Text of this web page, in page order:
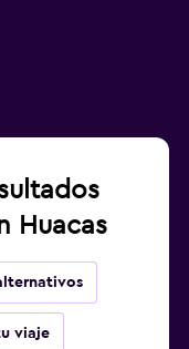
Huacas
viaje